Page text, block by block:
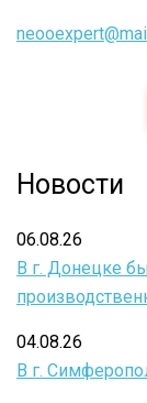
Новости
06.08.26
В г. Донецке
04.08.26
В г.